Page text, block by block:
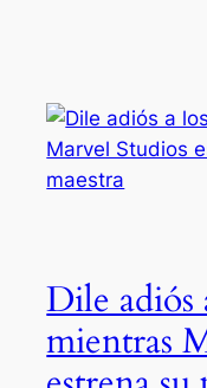
Dile adiós
mientras